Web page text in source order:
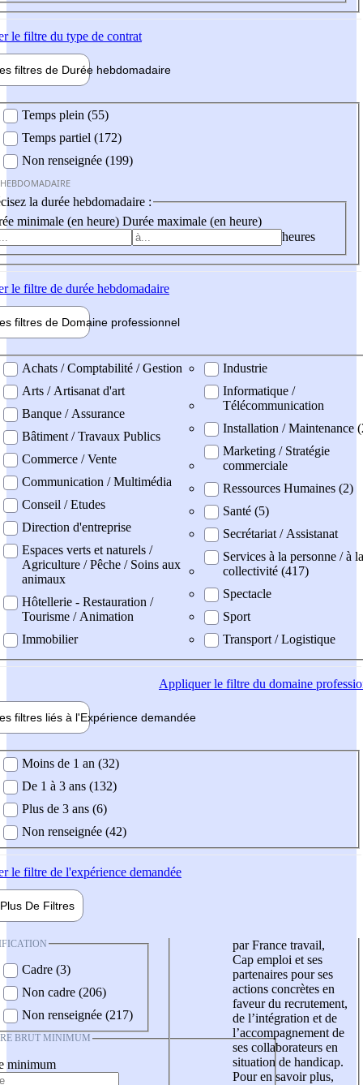
le filtre du type de contrat
filtres de Durée hebdomadaire
Temps plein (55)
Temps partiel (172)
Non renseignée (199)
la durée hebdomadaire :
minimale (en heure) Durée maximale (en heure)
heures
le filtre de durée hebdomadaire
filtres de Domaine professionnel
professionel
Achats / Comptabilité / Gestion
Arts / Artisanat d'art
Banque / Assurance
Bâtiment / Travaux Publics
Commerce / Vente
Communication / Multimédia
Conseil / Etudes
Direction d'entreprise
Espaces verts et naturels /
Agriculture / Pêche / Soins aux
animaux
Hôtellerie - Restauration /
Tourisme / Animation
Immobilier
Industrie
Informatique /
Télécommunication
Installation / Maintenance
Marketing / Stratégie
commerciale
Ressources Humaines (2)
Santé (5)
Secrétariat / Assistanat
Services à la personne / à la
collectivité (417)
Spectacle
Sport
Transport / Logistique
Appliquerle filtre du domaine
filtres liés à l'Expérience demandée
demandée
Moins de 1 an (32)
De 1 à 3 ans (132)
Plus de 3 ans (6)
Non renseignée (42)
le filtre de l'expérience demandée
Plus De Filtres
Cadre (3)
Non cadre (206)
Non renseignée (217)
BRUT MINIMUM
minimum
par France travail,
Cap emploi et ses
partenaires pour ses
actions concrètes en
faveur du recrutement,
de l’intégration et de
l’accompagnement de
ses collaborateurs en
situation de handicap.
Pour en savoir plus,